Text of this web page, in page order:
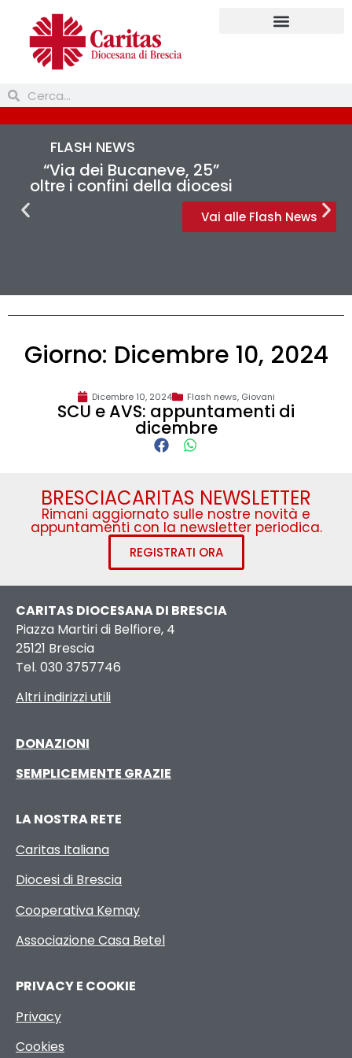
FLASH NEWS
“Via dei Bucaneve, 25”
oltre i confini della diocesi
Vai alle Flash News
Giorno: Dicembre 10, 2024
Dicembre 10, 2024 Flash news, Giovani
SCU e AVS: appuntamenti di
dicembre
BRESCIACARITAS NEWSLETTER
Rimani aggiornato sulle nostre novità e
appuntamenti con la newsletter periodica.
REGISTRATI ORA
CARITAS DIOCESANA DI BRESCIA
Piazza Martiri di Belfiore, 4
25121 Brescia
Tel. 030 3757746
Altri indirizzi utili
DONAZIONI
SEMPLICEMENTE GRAZIE
LA NOSTRA RETE
Caritas Italiana
Diocesi di Brescia
Cooperativa Kemay
Associazione Casa Betel
PRIVACY E COOKIE
Privacy
Cookies